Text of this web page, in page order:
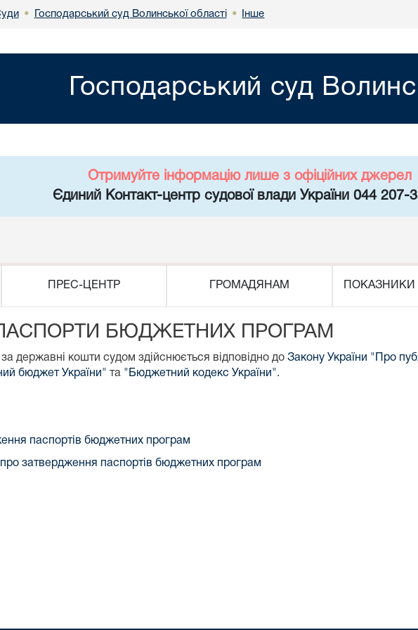
• Господарський суд Волинської області • Інше
Господарський суд
Отримуйте інформацію лише з офіційних джерел
Єдиний Контакт-центр судової влади України 044 207-
ПРЕС-ЦЕНТР ГРОМАДЯНАМ ПОКАЗНИКИ
БЮДЖЕТНИХ ПРОГРАМ
державні кошти судом здійснюється відповідно до Закону України "Про
бюджет України" та "Бюджетний кодекс України" .
паспортів бюджетних програм
затвердження паспортів бюджетних програм